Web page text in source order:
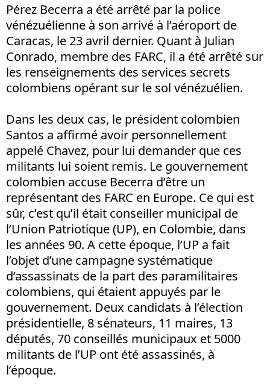
Pérez Becerra a été arrêté par la police
vénézuélienne à son arrivé à l’aéroport de
Caracas, le 23 avril dernier. Quant à Julian
Conrado, membre des FARC, il a été arrêté sur
les renseignements des services secrets
colombiens opérant sur le sol vénézuélien.
Dans les deux cas, le président colombien
Santos a affirmé avoir personnellement
appelé Chavez, pour lui demander que ces
militants lui soient remis. Le gouvernement
colombien accuse Becerra d’être un
représentant des FARC en Europe. Ce qui est
sûr, c’est qu’il était conseiller municipal de
l’Union Patriotique (UP), en Colombie, dans
les années 90. A cette époque, l’UP a fait
l’objet d’une campagne systématique
d’assassinats de la part des paramilitaires
colombiens, qui étaient appuyés par le
gouvernement. Deux candidats à l’élection
présidentielle, 8 sénateurs, 11 maires, 13
députés, 70 conseillés municipaux et 5000
militants de l’UP ont été assassinés, à
l’époque.